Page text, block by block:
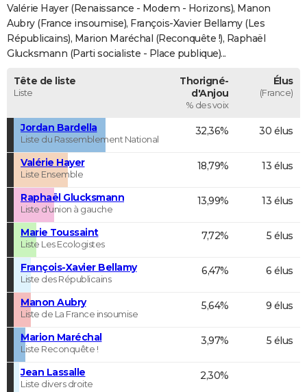
FORUM
Bricolage
Lifestyle
Culture
SportAuto
Television
Voyage
Cinema
Valérie Hayer (Renaissance - Modem - Horizons), Manon
Aubry (France insoumise), François-Xavier Bellamy (Les
Républicains), Marion Maréchal (Reconquête !), Raphaël
Glucksmann (Parti socialiste - Place publique)...
Tête de liste
Liste
Thorigné-
d'Anjou
% des voix
Élus
(France)
Jordan Bardella
Liste du Rassemblement National
32,36% 30 élus
Valérie Hayer
Liste Ensemble
18,79% 13 élus
Raphaël Glucksmann
Liste d'union à gauche
13,99% 13 élus
Marie Toussaint
Liste Les Ecologistes
7,72% 5 élus
François-Xavier Bellamy
Liste des Républicains
6,47% 6 élus
Manon Aubry
Liste de La France insoumise
5,64% 9 élus
Marion Maréchal
Liste Reconquête !
3,97% 5 élus
Jean Lassalle
Liste divers droite
2,30%